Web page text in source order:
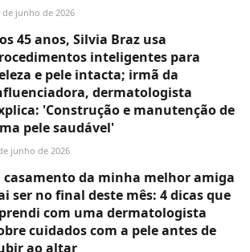
de junho de 2026
45 anos, Silvia Braz usa
inteligentes para
e pele intacta; irmã da
dermatologista
'Construção e manutenção de
pele saudável'
junho de 2026
casamento da minha melhor amiga
ser no final deste mês: 4 dicas que
com uma dermatologista
cuidados com a pele antes de
ao altar